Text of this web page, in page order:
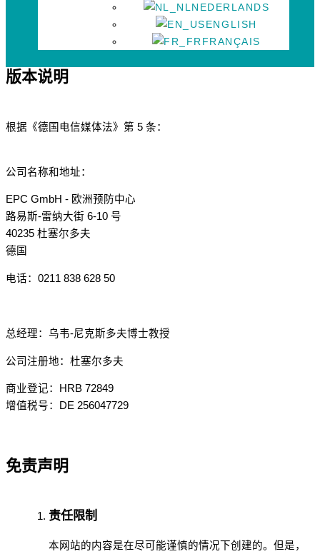
NEDERLANDS
ENGLISH
FRANÇAIS
版本说明
根据《德国电信媒体法》第 5 条：
公司名称和地址：
EPC GmbH - 欧洲预防中心
路易斯-雷纳大街 6-10 号
40235 杜塞尔多夫
德国
电话：0211 838 628 50
总经理：乌韦-尼克斯多夫博士教授
公司注册地：杜塞尔多夫
商业登记：HRB 72849
增值税号：DE 256047729
免责声明
责任限制
本网站的内容是在尽可能谨慎的情况下创建的。但是，